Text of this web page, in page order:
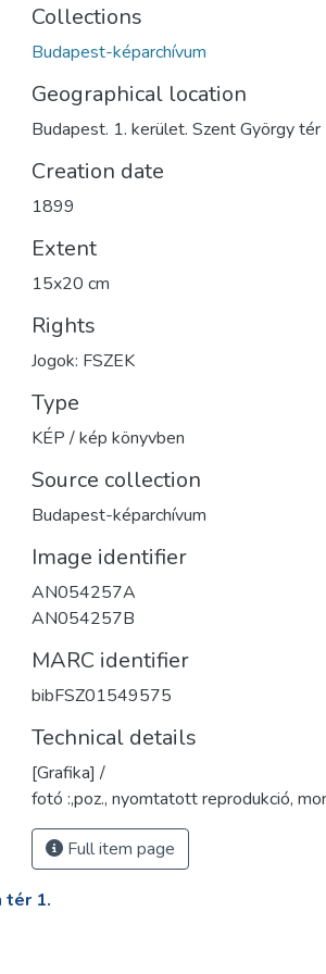
Collections
Budapest-képarchívum
Geographical location
Budapest. 1. kerület. Szent György
Creation date
1899
Extent
15x20 cm
Rights
Jogok: FSZEK
Type
KÉP / kép könyvben
Source collection
Budapest-képarchívum
Image identifier
AN054257A
AN054257B
MARC identifier
bibFSZ01549575
Technical details
[Grafika] /
fotó :,poz., nyomtatott reprodukció,
Full item page
tér 1.